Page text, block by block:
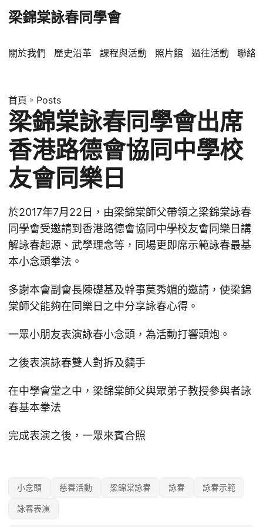
梁錦棠詠春同學會
關於我們 歷史沿革 課程與活動 照片館 過往活動 聯絡
首頁 » Posts
梁錦棠詠春同學會出席
香港路德會協同中學校
友會同樂日
於2017年7月22日，由梁錦棠師父帶領之梁錦棠詠春
同學會受邀請到香港路德會協同中學校友會同樂日講
解詠春起源、武學理念等，同場更即席示範詠春最基
本小念頭拳法。
多謝本會副會長陳礎基及幹事莫秀媚的邀請，使梁錦
棠師父能夠在同樂日之中分享詠春心得。
一眾小朋友表演詠春小念頭，為活動打響頭炮。
之後表演詠春雙人對拆及黐手
在中學會堂之中，梁錦棠師父與眾弟子教授參與者詠
春基本拳法
完成表演之後，一眾來賓合照
小念頭 慈善活動 梁錦棠詠春 詠春 詠春示範
詠春表演